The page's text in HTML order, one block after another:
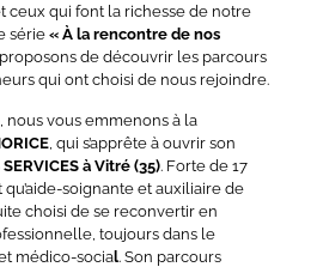
ceux qui font la richesse de notre
série « À la rencontre de nos
de découvrir les parcours
qui ont choisi de nous rejoindre.
nous vous emmenons à la
, qui s’apprête à ouvrir son
à Vitré (35). Forte de 17
qu’aide-soignante et auxiliaire de
choisi de se reconvertir en
toujours dans le
médico-social. Son parcours